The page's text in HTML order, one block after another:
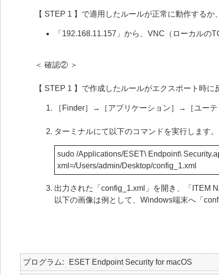
【 STEP 1 】で適用したルールが正常に動作する
「192.168.11.157」から、VNC（ローカル
＜ 確認② ＞
【 STEP 1 】で作成したルールがエクスポート時
［Finder］→［アプリケーション］→［ユー
ターミナルにて以下のコマンドを実行します。
sudo /Applications/ESET\ Endpoint\
xml=/Users/admin/Desktop/config_1.xml
出力された「config_1.xml」を開き、「ITEM
以下の画像は例として、Windows端末へ「
プログラム ESET Endpoint Security for macOS